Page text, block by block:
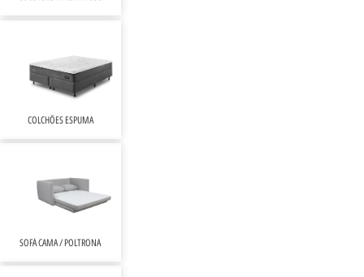
SOFÁ CAMA / POLTRONA
COLCHÕES ESPUMA